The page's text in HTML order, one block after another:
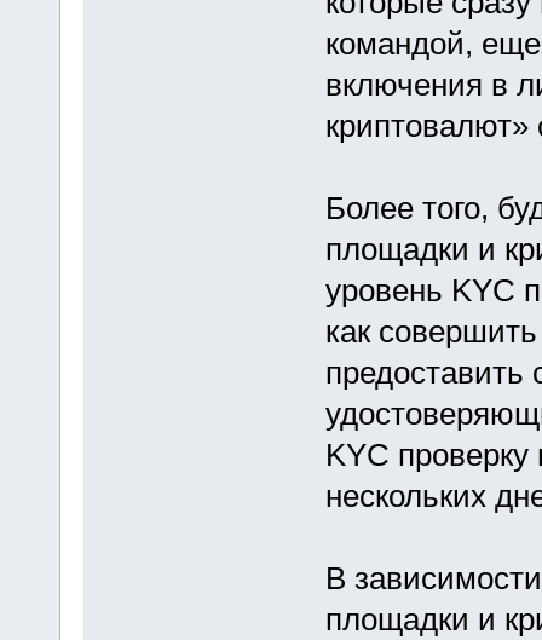
командой,
включения в
Более того,
площадки и
уровень KYC
как
предоставить
KYC проверку
нескольких
В
площадки и